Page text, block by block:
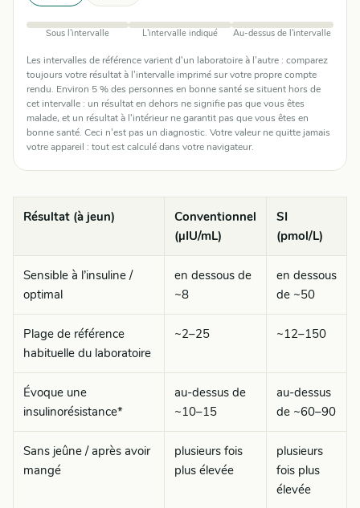
Sous l'intervalle L'intervalle indiqué Au-dessus de l'intervalle
Les intervalles de référence varient d'un laboratoire à l'autre : comparez
toujours votre résultat à l'intervalle imprimé sur votre propre compte
rendu. Environ 5 % des personnes en bonne santé se situent hors de
cet intervalle : un résultat en dehors ne signifie pas que vous êtes
malade, et un résultat à l'intérieur ne garantit pas que vous êtes en
bonne santé. Ceci n'est pas un diagnostic. Votre valeur ne quitte jamais
votre appareil : tout est calculé dans votre navigateur.
Résultat (à jeun)
Conventionnel
(µIU/mL)
SI
(pmol/L)
Sensible à l’insuline /
optimal
en dessous de
~8
en dessous
de ~50
Plage de référence
habituelle du laboratoire
~2–25 ~12–150
Évoque une
insulinorésistance*
au-dessus de
~10–15
au-dessus
de ~60–90
Sans jeûne / après avoir
mangé
plusieurs fois
plus élevée
plusieurs
fois plus
élevée